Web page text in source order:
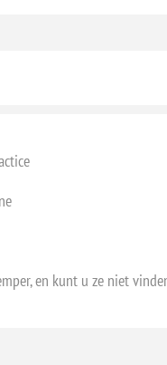
en kunt u ze niet